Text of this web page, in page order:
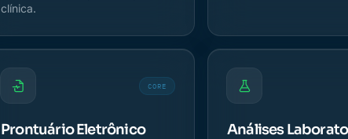
clínica.
CORE
Prontuário Eletrônico Análises